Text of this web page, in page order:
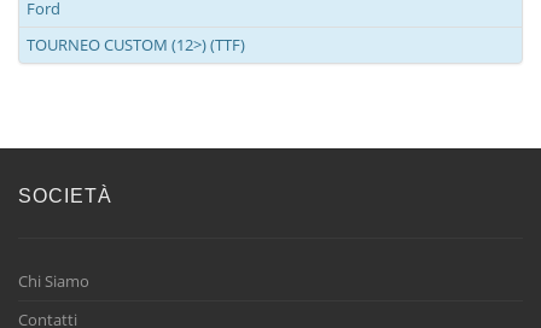
Ford
TOURNEO CUSTOM (12>) (TTF)
SOCIETÀ
Chi Siamo
Contatti